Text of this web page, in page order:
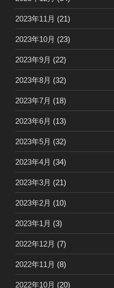
2023年11月 (21)
2023年10月 (23)
2023年9月 (22)
2023年8月 (32)
2023年7月 (18)
2023年6月 (13)
2023年5月 (32)
2023年4月 (34)
2023年3月 (21)
2023年2月 (10)
2023年1月 (3)
2022年12月 (7)
2022年11月 (8)
2022年10月 (20)